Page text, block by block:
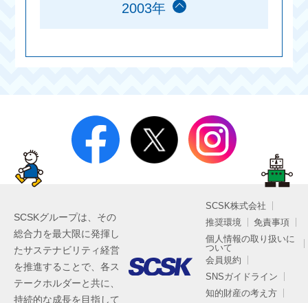
2003年
SCSKグループは、その
総合力を最大限に発揮し
たサステナビリティ経営
を推進することで、各ス
テークホルダーと共に、
持続的な成長を目指して
SCSK株式会社
推奨環境
免責事項
個人情報の取り扱いに
ついて
会員規約
SNSガイドライン
知的財産の考え方